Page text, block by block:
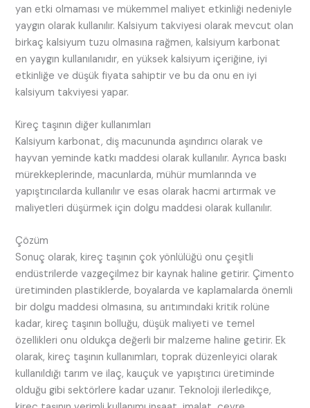
yan etki olmaması ve mükemmel maliyet etkinliği nedeniyle
yaygın olarak kullanılır. Kalsiyum takviyesi olarak mevcut olan
birkaç kalsiyum tuzu olmasına rağmen, kalsiyum karbonat
en yaygın kullanılanıdır, en yüksek kalsiyum içeriğine, iyi
etkinliğe ve düşük fiyata sahiptir ve bu da onu en iyi
kalsiyum takviyesi yapar.
Kireç taşının diğer kullanımları
Kalsiyum karbonat, diş macununda aşındırıcı olarak ve
hayvan yeminde katkı maddesi olarak kullanılır. Ayrıca baskı
mürekkeplerinde, macunlarda, mühür mumlarında ve
yapıştırıcılarda kullanılır ve esas olarak hacmi artırmak ve
maliyetleri düşürmek için dolgu maddesi olarak kullanılır.
Çözüm
Sonuç olarak, kireç taşının çok yönlülüğü onu çeşitli
endüstrilerde vazgeçilmez bir kaynak haline getirir. Çimento
üretiminden plastiklerde, boyalarda ve kaplamalarda önemli
bir dolgu maddesi olmasına, su arıtımındaki kritik rolüne
kadar, kireç taşının bolluğu, düşük maliyeti ve temel
özellikleri onu oldukça değerli bir malzeme haline getirir. Ek
olarak, kireç taşının kullanımları, toprak düzenleyici olarak
kullanıldığı tarım ve ilaç, kauçuk ve yapıştırıcı üretiminde
olduğu gibi sektörlere kadar uzanır. Teknoloji ilerledikçe,